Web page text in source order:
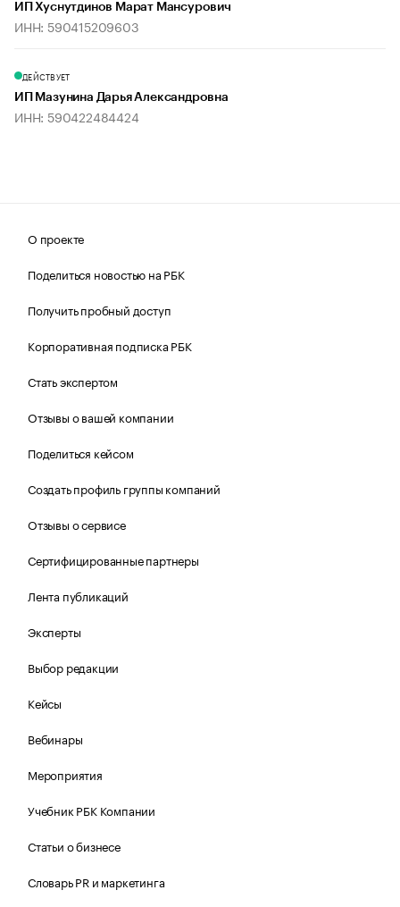
ИП Хуснутдинов Марат Мансурович
ИНН: 590415209603
ДЕЙСТВУЕТ
ИП Мазунина Дарья Александровна
ИНН: 590422484424
О проекте
Поделиться новостью на РБК
Получить пробный доступ
Корпоративная подписка РБК
Стать экспертом
Отзывы о вашей компании
Поделиться кейсом
Создать профиль группы компаний
Отзывы о сервисе
Сертифицированные партнеры
Лента публикаций
Эксперты
Выбор редакции
Кейсы
Вебинары
Мероприятия
Учебник РБК Компании
Статьи о бизнесе
Словарь PR и маркетинга